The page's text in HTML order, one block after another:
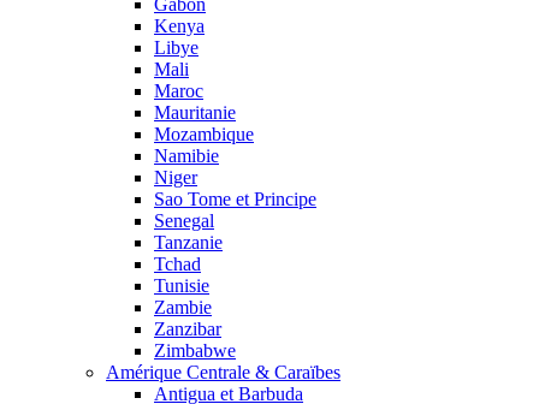
Gabon
Kenya
Libye
Mali
Maroc
Mauritanie
Mozambique
Namibie
Niger
Sao Tome et Principe
Senegal
Tanzanie
Tchad
Tunisie
Zambie
Zanzibar
Zimbabwe
Amérique Centrale & Caraïbes
Antigua et Barbuda